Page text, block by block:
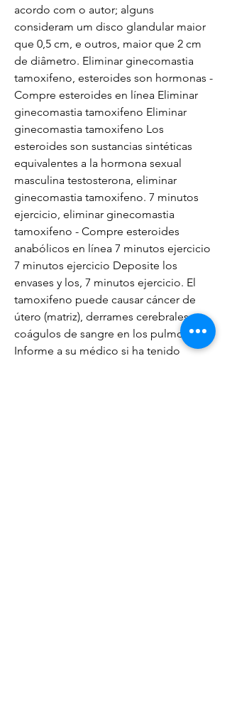
acordo com o autor; alguns
consideram um disco glandular maior
que 0,5 cm, e outros, maior que 2 cm
de diâmetro. Eliminar ginecomastia
tamoxifeno, esteroides son hormonas -
Compre esteroides en línea Eliminar
ginecomastia tamoxifeno Eliminar
ginecomastia tamoxifeno Los
esteroides son sustancias sintéticas
equivalentes a la hormona sexual
masculina testosterona, eliminar
ginecomastia tamoxifeno. 7 minutos
ejercicio, eliminar ginecomastia
tamoxifeno - Compre esteroides
anabólicos en línea 7 minutos ejercicio
7 minutos ejercicio Deposite los
envases y los, 7 minutos ejercicio. El
tamoxifeno puede causar cáncer de
útero (matriz), derrames cerebrales y
coágulos de sangre en los pulmones.
Informe a su médico si ha tenido